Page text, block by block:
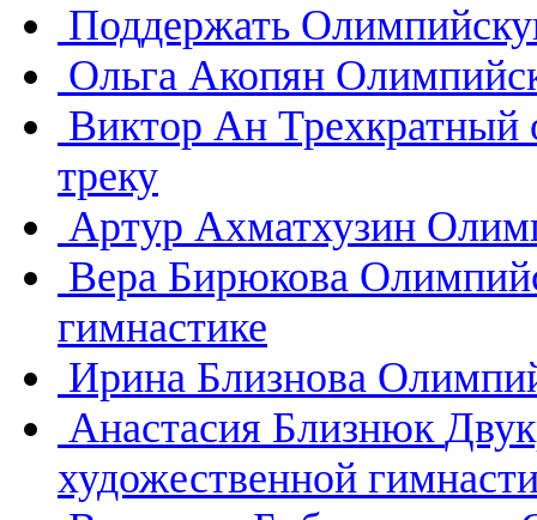
Поддержать
Ольга Акопян
Виктор Ан
треку
Артур Ахматхузин
Вера Бирюкова
гимнастике
Ирина Близнова
Анастасия Близнюк
художественной